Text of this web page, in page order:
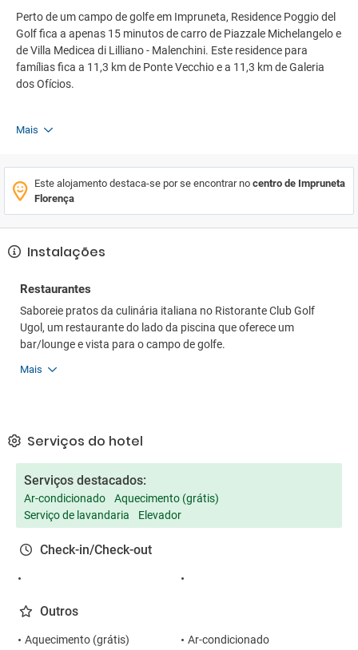
Perto de um campo de golfe em Impruneta, Residence Poggio del
Golf fica a apenas 15 minutos de carro de Piazzale Michelangelo e
de Villa Medicea di Lilliano - Malenchini. Este residence para
famílias fica a 11,3 km de Ponte Vecchio e a 11,3 km de Galeria
dos Ofícios.
Mais
Este alojamento destaca-se por se encontrar no centro de Impruneta
Florença
Instalações
Restaurantes
Saboreie pratos da culinária italiana no Ristorante Club Golf
Ugol, um restaurante do lado da piscina que oferece um
bar/lounge e vista para o campo de golfe.
Mais
Serviços do hotel
Serviços destacados:
Ar-condicionado
Aquecimento (grátis)
Serviço de lavandaria
Elevador
Check-in/Check-out
Outros
Aquecimento (grátis) Ar-condicionado